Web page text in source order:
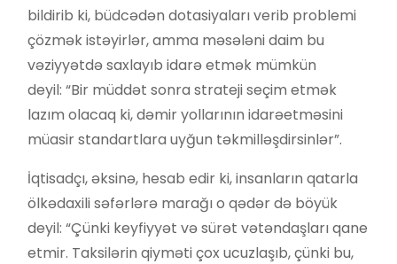
bildirib ki, büdcədən dotasiyaları verib problemi
çözmək istəyirlər, amma məsələni daim bu
vəziyyətdə saxlayıb idarə etmək mümkün
deyil: “Bir müddət sonra strateji seçim etmək
lazım olacaq ki, dəmir yollarının idarəetməsini
müasir standartlara uyğun təkmilləşdirsinlər”.
İqtisadçı, əksinə, hesab edir ki, insanların qatarla
ölkədaxili səfərlərə marağı o qədər də böyük
deyil: “Çünki keyfiyyət və sürət vətəndaşları qane
etmir. Taksilərin qiyməti çox ucuzlaşıb, çünki bu,